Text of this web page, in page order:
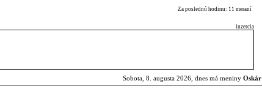
Za poslednú hodinu: 11 meraní
inzercia
Sobota, 8. augusta 2026, dnes má meniny Oskár